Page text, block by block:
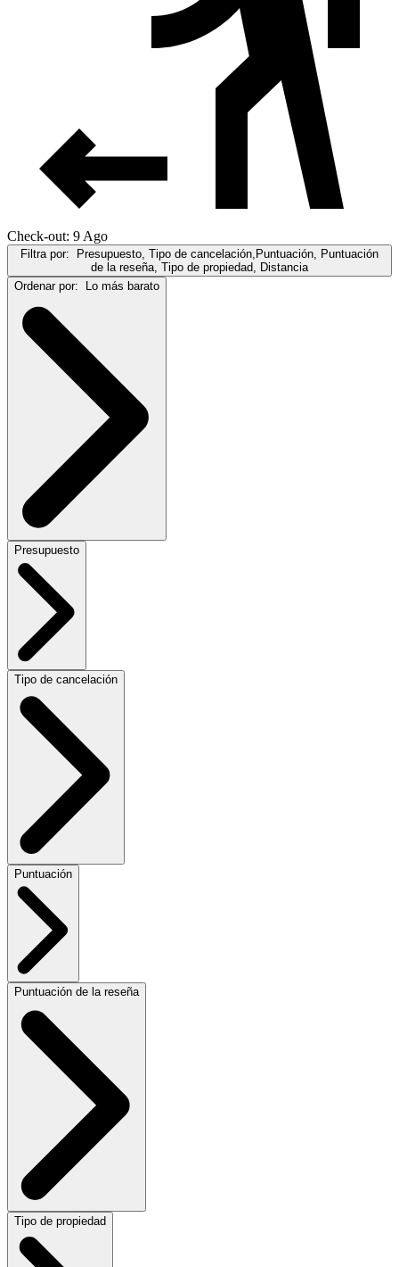
Check-out: 9 Ago
Filtra por:
Presupuesto, Tipo de cancelación,Puntuación, Puntuación
de la reseña, Tipo de propiedad, Distancia
Ordenar por:
Lo más barato
Presupuesto
Tipo de cancelación
Puntuación
Puntuación de la reseña
Tipo de propiedad